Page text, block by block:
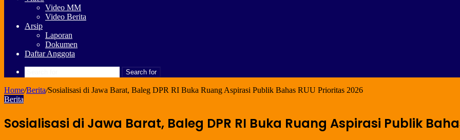
Video MM
Video Berita
Arsip
Laporan
Dokumen
Daftar Anggota
Search for
Home/Berita/Sosialisasi di Jawa Barat, Baleg DPR RI Buka Ruang Aspirasi Publik Bahas RUU Prioritas 2026
Berita
Sosialisasi di Jawa Barat, Baleg DPR RI Buka Ruang Aspirasi Publik